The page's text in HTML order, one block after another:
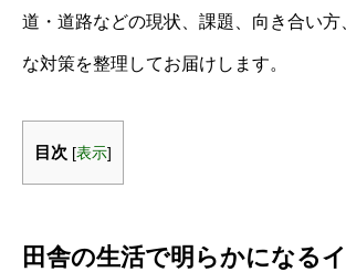
道・道路などの現状、課題、向き合い方
な対策を整理してお届けします。
目次 [表示]
田舎の生活で明らかになる